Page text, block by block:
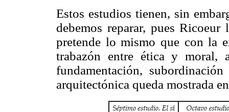
Estos estudios tienen, sin
debemos reparar, pues
pretende lo mismo que con la
trabazón entre ética y moral,
fundamentación,
arquitectónica queda mostrada